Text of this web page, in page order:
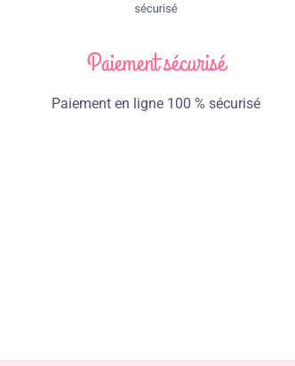
Paiement sécurisé
Paiement en ligne 100 % sécurisé